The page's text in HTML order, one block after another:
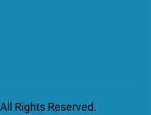
. All Rights Reserved.